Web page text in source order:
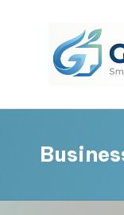
G
N
o